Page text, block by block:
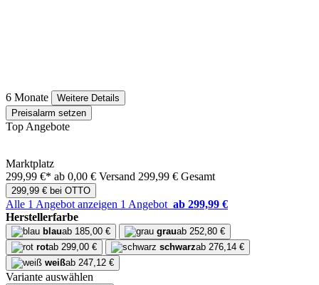
6 Monate
Weitere Details
Preisalarm setzen
Top Angebote
Marktplatz
299,99 €* ab 0,00 € Versand 299,99 € Gesamt
299,99 € bei OTTO
Alle 1 Angebot anzeigen 1 Angebot ab 299,99 €
Herstellerfarbe
blauab 185,00 € grauab 252,80 €
rotab 299,00 € schwarzab 276,14 €
weißab 247,12 €
Variante auswählen